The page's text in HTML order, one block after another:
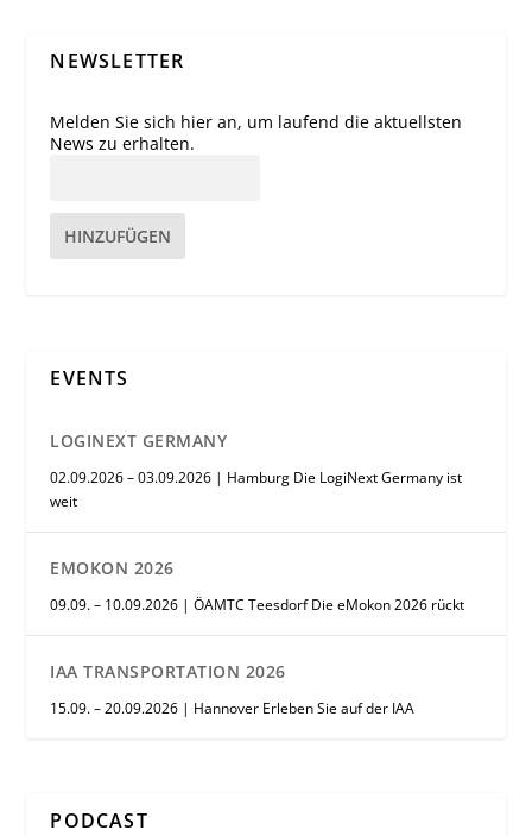
NEWSLETTER
Melden Sie sich hier an, um laufend die aktuellsten
News zu erhalten.
HINZUFÜGEN
EVENTS
LOGINEXT GERMANY
02.09.2026 – 03.09.2026 | Hamburg Die LogiNext Germany ist
weit
EMOKON 2026
09.09. – 10.09.2026 | ÖAMTC Teesdorf Die eMokon 2026 rückt
IAA TRANSPORTATION 2026
15.09. – 20.09.2026 | Hannover Erleben Sie auf der IAA
PODCAST